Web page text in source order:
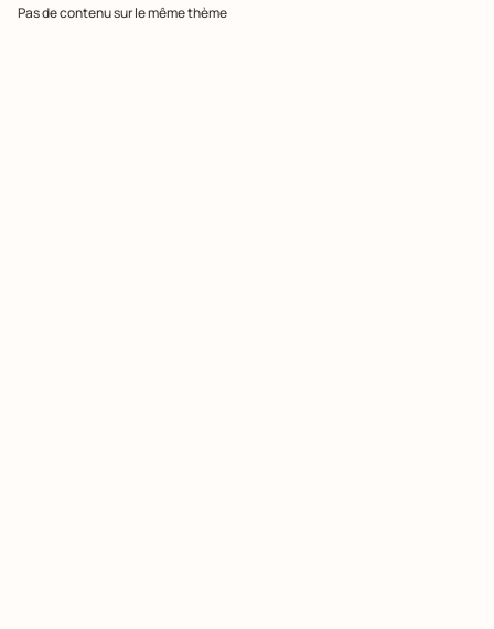
Pas de contenu sur le même thème